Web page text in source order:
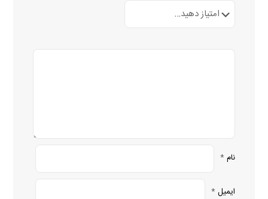
نام *
ایمیل *